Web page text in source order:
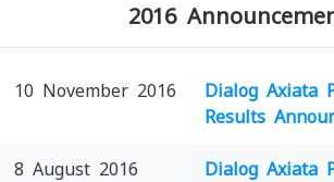
2016
10 November 2016
Dialog Axiata
Results
8 August 2016
Dialog Axiata